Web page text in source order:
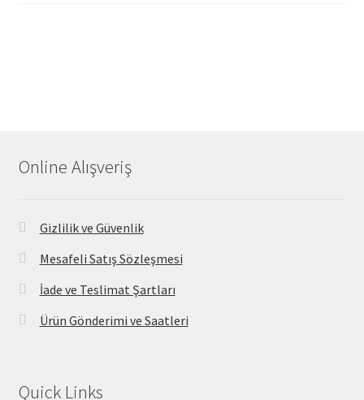
Online Alışveriş
Gizlilik ve Güvenlik
Mesafeli Satış Sözleşmesi
İade ve Teslimat Şartları
Ürün Gönderimi ve Saatleri
Quick Links